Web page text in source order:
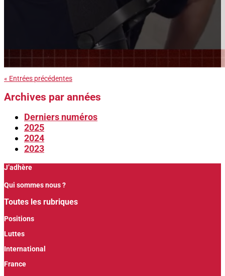
« Entrées précédentes
Archives par années
Derniers numéros
2025
2024
2023
J’adhère
Qui sommes nous ?
Toutes les rubriques
Positions
Luttes
International
France